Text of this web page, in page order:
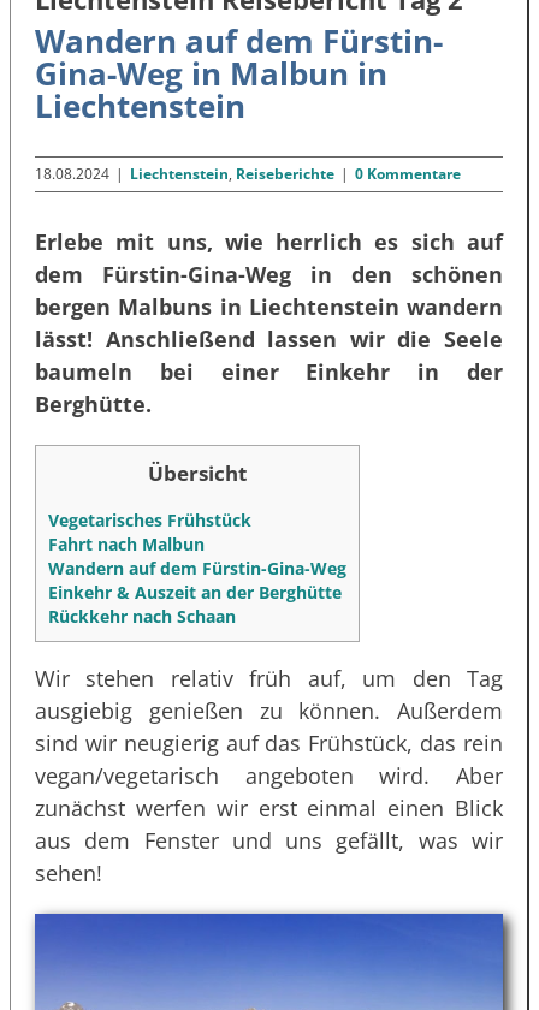
Wandern auf dem Fürstin-
Gina-Weg in Malbun in
Liechtenstein
18.08.2024 | Liechtenstein, Reiseberichte | 0 Kommentare
Erlebe mit uns, wie herrlich es sich auf
dem Fürstin-Gina-Weg in den schönen
bergen Malbuns in Liechtenstein wandern
lässt! Anschließend lassen wir die Seele
baumeln bei einer Einkehr in der
Berghütte.
Übersicht
Vegetarisches Frühstück
Fahrt nach Malbun
Wandern auf dem Fürstin-Gina-Weg
Einkehr & Auszeit an der Berghütte
Rückkehr nach Schaan
Wir stehen relativ früh auf, um den Tag
ausgiebig genießen zu können. Außerdem
sind wir neugierig auf das Frühstück, das rein
vegan/vegetarisch angeboten wird. Aber
zunächst werfen wir erst einmal einen Blick
aus dem Fenster und uns gefällt, was wir
sehen!